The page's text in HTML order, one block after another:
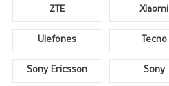
ZTE Xiaomi
Ulefones Tecno
Sony Ericsson Sony